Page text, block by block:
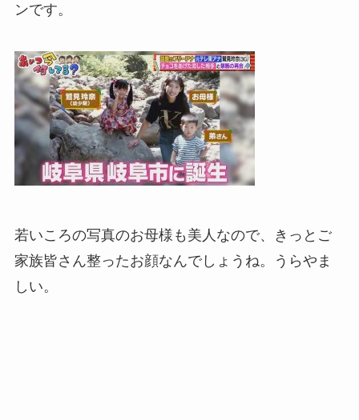
ンです。
若いころの写真のお母様も美人なので、きっとご
家族皆さん整ったお顔なんでしょうね。うらやま
しい。